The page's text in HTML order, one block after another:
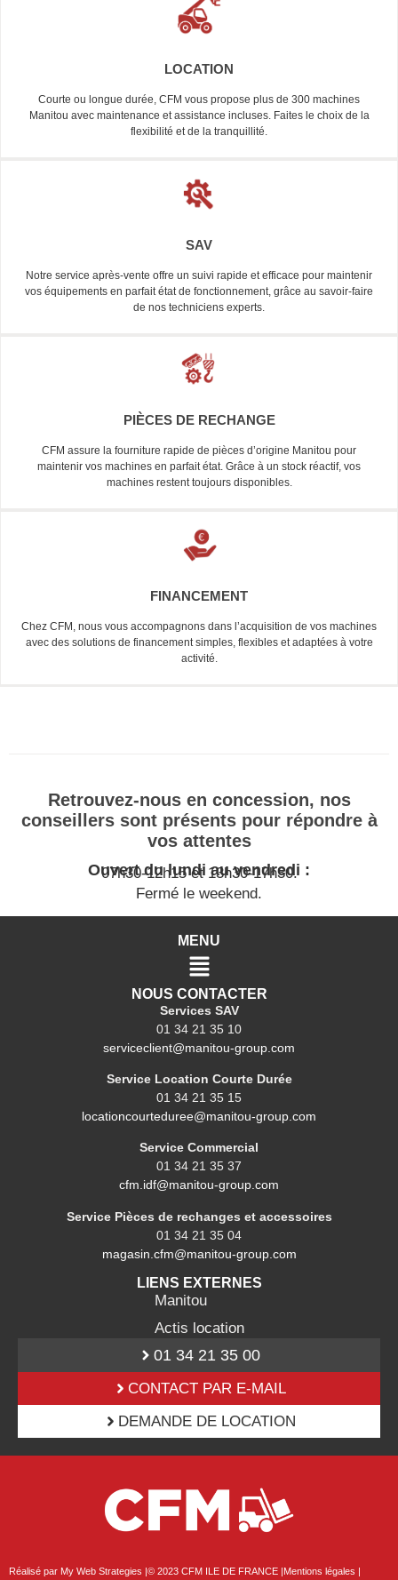
LOCATION
Courte ou longue durée, CFM vous propose plus de 300 machines
Manitou avec maintenance et assistance incluses. Faites le choix de la
flexibilité et de la tranquillité.
SAV
Notre service après-vente offre un suivi rapide et efficace pour maintenir
vos équipements en parfait état de fonctionnement, grâce au savoir-faire
de nos techniciens experts.
PIÈCES DE RECHANGE
CFM assure la fourniture rapide de pièces d’origine Manitou pour
maintenir vos machines en parfait état. Grâce à un stock réactif, vos
machines restent toujours disponibles.
FINANCEMENT
Chez CFM, nous vous accompagnons dans l’acquisition de vos machines
avec des solutions de financement simples, flexibles et adaptées à votre
activité.
Retrouvez-nous en concession, nos
conseillers sont présents pour répondre à
vos attentes
Ouvert du lundi au vendredi :
07h30-12h15 et 13h30-17h30.
Fermé le weekend.
MENU
NOUS CONTACTER
Services SAV
01 34 21 35 10
serviceclient@manitou-group.com
Service Location Courte Durée
01 34 21 35 15
locationcourteduree@manitou-group.com
Service Commercial
01 34 21 35 37
cfm.idf@manitou-group.com
Service Pièces de rechanges et accessoires
01 34 21 35 04
magasin.cfm@manitou-group.com
LIENS EXTERNES
Manitou
Actis location
01 34 21 35 00
CONTACT PAR E-MAIL
DEMANDE DE LOCATION
Réalisé par My Web Strategies | © 2023 CFM ILE DE FRANCE | Mentions légales |